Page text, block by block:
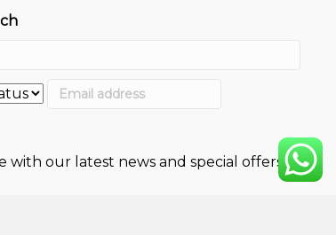
with our latest news and special offers.